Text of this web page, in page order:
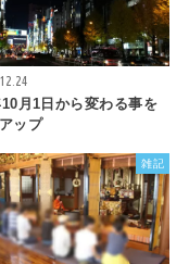
月1日から変わる事を
ップ
雑記